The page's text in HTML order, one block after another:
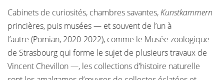
Cabinets de curiosités, chambres savantes,Kunstkammern
princières, puis musées — et souvent de l’un à
l’autre (Pomian, 2020-2022), comme le Musée zoologique
de Strasbourg qui forme le sujet de plusieurs travaux de
Vincent Chevillon —, les collections d’histoire naturelle